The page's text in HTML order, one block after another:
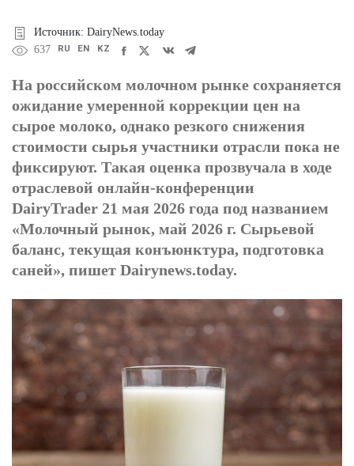
Источник: DairyNews.today
637
RU EN KZ
На российском молочном рынке сохраняется
ожидание умеренной коррекции цен на
сырое молоко, однако резкого снижения
стоимости сырья участники отрасли пока не
фиксируют. Такая оценка прозвучала в ходе
отраслевой онлайн-конференции
DairyTrader 21 мая 2026 года под названием
«Молочный рынок, май 2026 г. Сырьевой
баланс, текущая конъюнктура, подготовка
саней», пишет Dairynews.today.